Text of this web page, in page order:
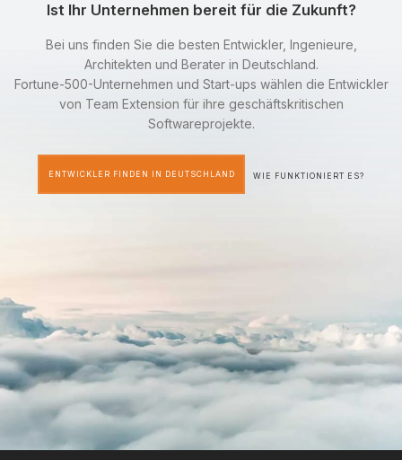
Ist Ihr Unternehmen bereit für die Zukunft?
Bei uns finden Sie die besten Entwickler, Ingenieure,
Architekten und Berater in Deutschland.
Fortune-500-Unternehmen und Start-ups wählen die Entwickler
von Team Extension für ihre geschäftskritischen
Softwareprojekte.
ENTWICKLER FINDEN IN DEUTSCHLAND WIE FUNKTIONIERT ES?